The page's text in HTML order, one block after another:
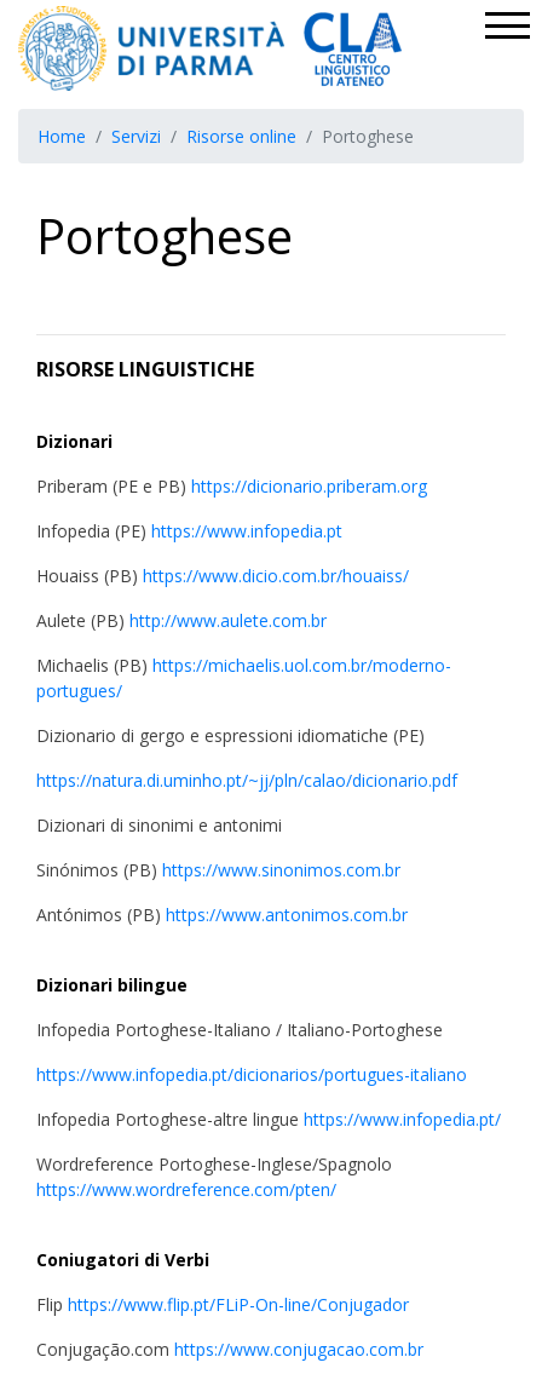
Home Servizi Risorse online Portoghese
Portoghese
RISORSE LINGUISTICHE
Dizionari
Priberam (PE e PB) https://dicionario.priberam.org
Infopedia (PE) https://www.infopedia.pt
Houaiss (PB) https://www.dicio.com.br/houaiss/
Aulete (PB) http://www.aulete.com.br
Michaelis (PB) https://michaelis.uol.com.br/moderno-
portugues/
Dizionario di gergo e espressioni idiomatiche (PE)
https://natura.di.uminho.pt/~jj/pln/calao/dicionario.pdf
Dizionari di sinonimi e antonimi
Sinónimos (PB) https://www.sinonimos.com.br
Antónimos (PB) https://www.antonimos.com.br
Dizionari bilingue
Infopedia Portoghese-Italiano / Italiano-Portoghese
https://www.infopedia.pt/dicionarios/portugues-italiano
Infopedia Portoghese-altre lingue https://www.infopedia.pt/
Wordreference Portoghese-Inglese/Spagnolo
https://www.wordreference.com/pten/
Coniugatori di Verbi
Flip https://www.flip.pt/FLiP-On-line/Conjugador
Conjugação.com https://www.conjugacao.com.br